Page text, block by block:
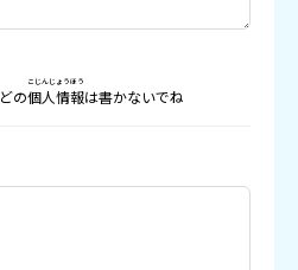
の個人情報
こじんじょうほう
は書かないでね